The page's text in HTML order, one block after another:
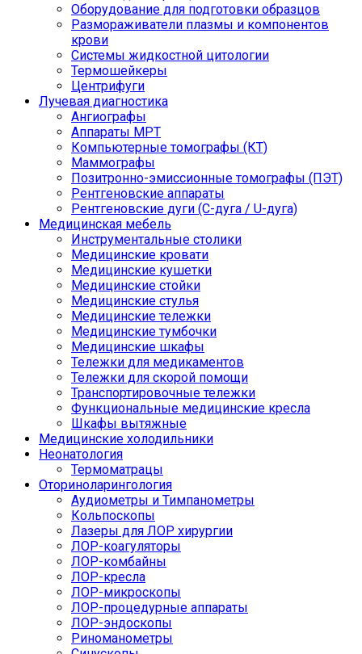
Оборудование для подготовки образцов
Размораживатели плазмы и компонентов
крови
Системы жидкостной цитологии
Термошейкеры
Центрифуги
Лучевая диагностика
Ангиографы
Аппараты МРТ
Компьютерные томографы (КТ)
Маммографы
Позитронно-эмиссионные томографы (ПЭТ)
Рентгеновские аппараты
Рентгеновские дуги (С-дуга / U-дуга)
Медицинская мебель
Инструментальные столики
Медицинские кровати
Медицинские кушетки
Медицинские стойки
Медицинские стулья
Медицинские тележки
Медицинские тумбочки
Медицинские шкафы
Тележки для медикаментов
Тележки для скорой помощи
Транспортировочные тележки
Функциональные медицинские кресла
Шкафы вытяжные
Медицинские холодильники
Неонатология
Термоматрацы
Оториноларингология
Аудиометры и Тимпанометры
Кольпоскопы
Лазеры для ЛОР хирургии
ЛОР-коагуляторы
ЛОР-комбайны
ЛОР-кресла
ЛОР-микроскопы
ЛОР-процедурные аппараты
ЛОР-эндоскопы
Риноманометры